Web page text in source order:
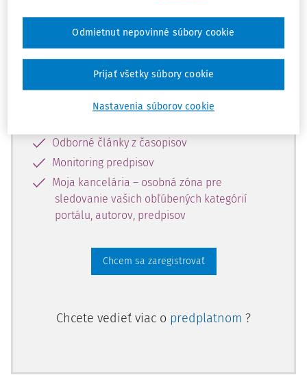
Odomknite si prístup k odbornému
obsahu a získajte prístup na 10 dní
zdarma, stačí sa len zaregistrovať.
Vďaka registrácii získate prístup aj k
vybranému obsahu:
Odborné články z časopisov
Monitoring predpisov
Moja kancelária – osobná zóna pre
sledovanie vašich obľúbených kategórií
portálu, autorov, predpisov
Chcem sa zaregistrovať
Chcete vedieť viac o predplatnom ?
Nastavenia súborov cookie
Odmietnut nepovinné súbory cookie
Prijať všetky súbory cookie